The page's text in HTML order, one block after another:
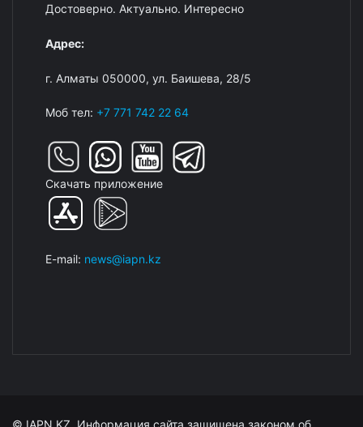
Достоверно. Актуально. Интересно
Адрес:
г. Алматы 050000, ул. Баишева, 28/5
Моб тел: +7 771 742 22 64
Скачать приложение
E-mail: news@iapn.kz
© IAPN.KZ. Информация сайта защищена законом об